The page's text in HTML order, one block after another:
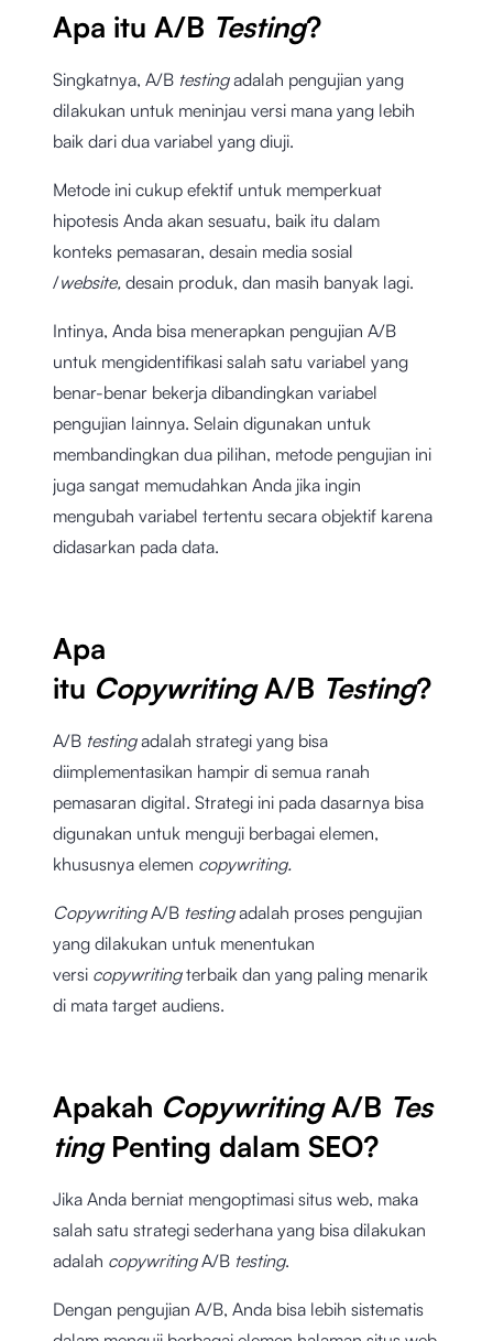
Apa itu A/B Testing?
Singkatnya, A/B testingadalah pengujian yang
dilakukan untuk meninjau versi mana yang lebih
baik dari dua variabel yang diuji.
Metode ini cukup efektif untuk memperkuat
hipotesis Anda akan sesuatu, baik itu dalam
konteks pemasaran, desain media sosial
/website, desain produk, dan masih banyak lagi.
Intinya, Anda bisa menerapkan pengujian A/B
untuk mengidentifikasi salah satu variabel yang
benar-benar bekerja dibandingkan variabel
pengujian lainnya. Selain digunakan untuk
membandingkan dua pilihan, metode pengujian ini
juga sangat memudahkan Anda jika ingin
mengubah variabel tertentu secara objektif karena
didasarkan pada data.
Apa
itu CopywritingA/B Testing?
A/B testingadalah strategi yang bisa
diimplementasikan hampir di semua ranah
pemasaran digital. Strategi ini pada dasarnya bisa
digunakan untuk menguji berbagai elemen,
khususnya elemen copywriting.
CopywritingA/B testingadalah proses pengujian
yang dilakukan untuk menentukan
versi copywritingterbaik dan yang paling menarik
di mata target audiens.
Apakah CopywritingA/B Tes
ting Penting dalam SEO?
Jika Anda berniat mengoptimasi situs web, maka
salah satu strategi sederhana yang bisa dilakukan
adalah copywritingA/B testing.
Dengan pengujian A/B, Anda bisa lebih sistematis